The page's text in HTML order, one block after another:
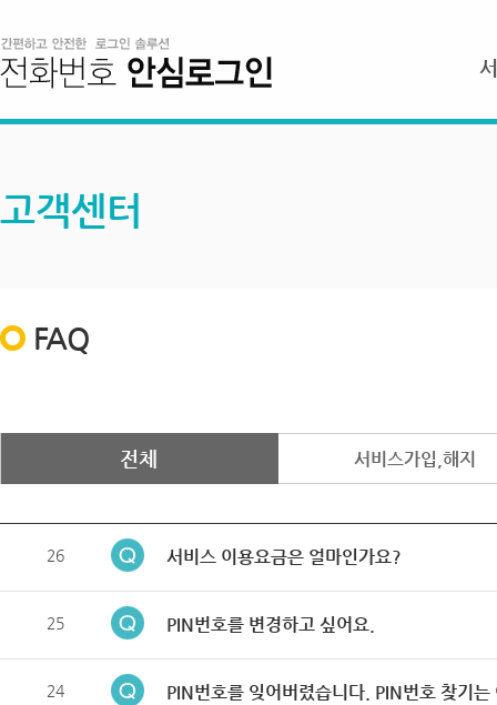
고객센터
FAQ
전체 서비스가입,해지
26 서비스 이용요금은 얼마인가요?
25 PIN번호를 변경하고 싶어요.
24 PIN번호를 잊어버렸습니다. PIN번호 찾기는